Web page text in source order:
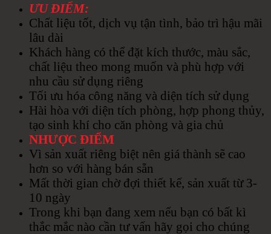
ƯU ĐIỂM:
Chất liệu tốt, dịch vụ tận tình, bảo trì hậu mãi
lâu dài
Khách hàng có thể đặt kích thước, màu sắc,
chất liệu theo mong muốn và phù hợp với
nhu cầu sử dụng riêng
Tối ưu hóa công năng và diện tích sử dụng
Hài hòa với diện tích phòng, hợp phong thủy,
tạo sinh khí cho căn phòng và gia chủ
NHƯỢC ĐIỂM
Vì sản xuất riêng biệt nên giá thành sẽ cao
hơn so với hàng bán sẵn
Mất thời gian chờ đợi thiết kế, sản xuất từ 3-
10 ngày
Trong khi bạn đang xem nếu bạn có bất kì
thắc mắc nào cần tư vấn hãy gọi cho chúng